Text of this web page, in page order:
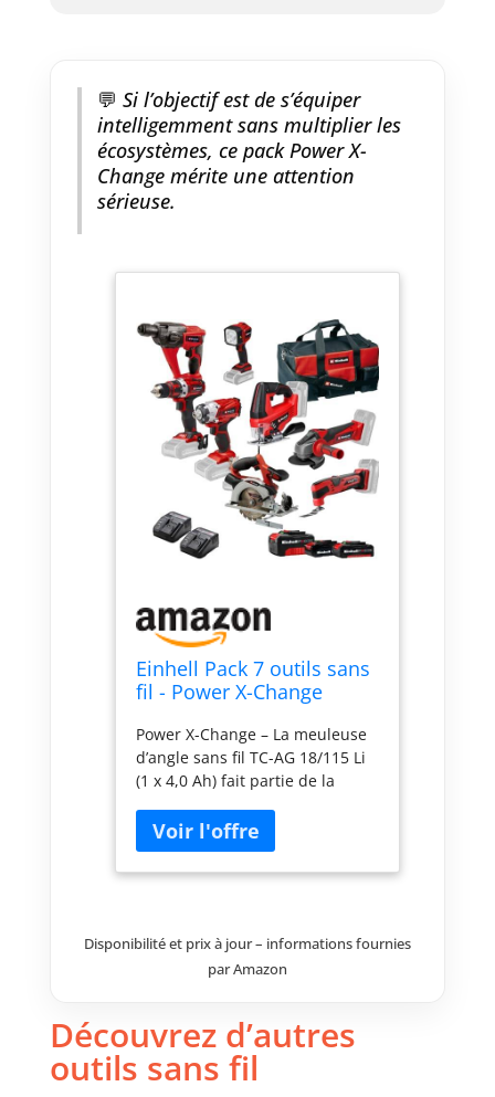
être combinés. L'outil
multifonctions sans fil Einhell
TC-MG 18 Li-Solo est un outil
flexible et de haute qualité pour
les travaux d'extension et de
grattage
💬 Si l’objectif est de s’équiper
intelligemment sans multiplier les
écosystèmes, ce pack Power X-
Change mérite une attention
sérieuse.
Einhell Pack 7 outils sans
fil - Power X-Change
Perceuse, Visseuse à
chocs, Scie sauteuse, Scie
circulaire, Outil multi) + 2
Chargeurs et 3 Batteries
4,0Ah/2,5Ah/2,0Ah + 1 sac
Power X-Change – La meuleuse
d’angle sans fil TC-AG 18/115 Li
(1 x 4,0 Ah) fait partie de la
dans laquelle les batteries et
appareils se combinent en toute
flexibilité. La scie circulaire
légère et très maniable, et se
prête ainsi idéalement à tous
maximal de 4 200 tours par
minute, la profondeur de coupe
à 90° va jusqu'à 48 mm La
Disponibilité et prix à jour – informations fournies
par Amazon
Découvrez d’autres
outils sans fil